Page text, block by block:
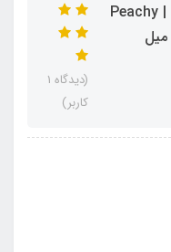
ادکلن بیتشی بیتش احمد المغربی | Peachy
(دیدگاه 1
کاربر)